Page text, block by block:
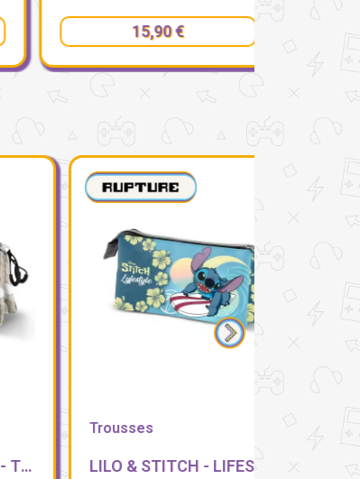
15,90 €
Trousses
LILO & STITCH - LIFESTYLE - TROUSSE TRIPLE
Trousses